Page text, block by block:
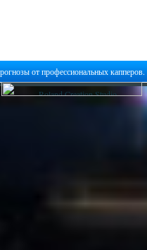
от профессиональных